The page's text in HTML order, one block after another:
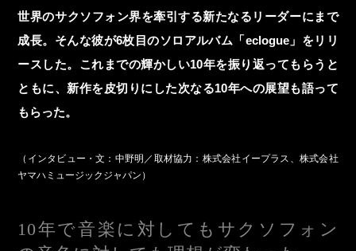
世界のサクソフォン界を牽引する新たなるリーダーにまで
成長。そんな彼が6枚目のソロアルバム「eclogue」をリリ
ースした。これまでの輝かしい10年を振り返ってもらうと
ともに、新作を皮切りにした次なる10年への展望も語って
もらった。
（インタビュー・文：中野明／取材協力：株式会社イープラス、株式会社
ヤマハミュージックジャパン）
10年で音楽に対してもサクソフォン